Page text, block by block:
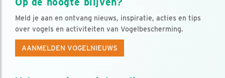
Meld je aan en ontvang nieuws, inspiratie, acties en tips
over vogels en activiteiten van Vogelbescherming.
AANMELDEN VOGELNIEUWS